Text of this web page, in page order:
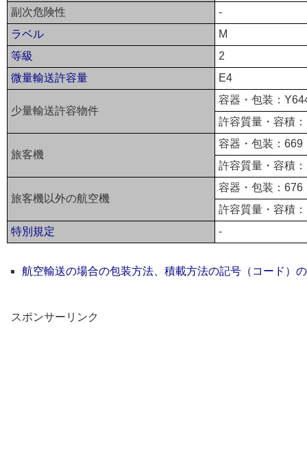
副次危険性
-
ラベル
M
等級
2
微量輸送許容量
E4
少量輸送許容物件
容器・包装：
許容質量・容積
旅客機
容器・包装：669
許容質量・容積
旅客機以外の航空機
容器・包装：676
許容質量・容積
特別規定
-
航空輸送の場合の包装方法、積載方法の記号（コード）
スポンサーリンク